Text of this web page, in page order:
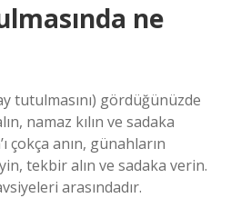
ne
tutulmasını) gördüğünüzde
namaz kılın ve sadaka
çokça anın, günahların
tekbir alın ve sadaka verin.
arasındadır.